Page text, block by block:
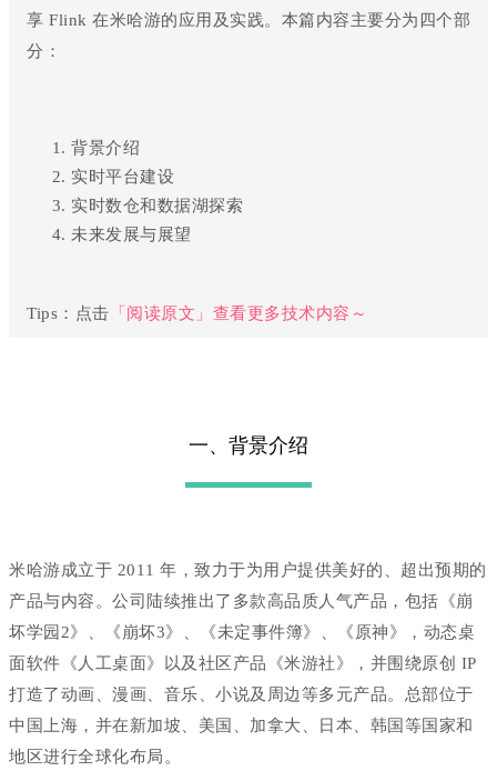
享 Flink 在米哈游的应用及实践。本篇内容主要分为四个部
分：
背景介绍
实时平台建设
实时数仓和数据湖探索
未来发展与展望
Tips：点击 「阅读原文」查看更多技术内容～
一、背景介绍
米哈游成立于 2011 年，致力于为用户提供美好的、超出预期的
产品与内容。公司陆续推出了多款高品质人气产品，包括《崩
坏学园2》、《崩坏3》、《未定事件簿》、《原神》，动态桌
面软件《人工桌面》以及社区产品《米游社》，并围绕原创 IP
打造了动画、漫画、音乐、小说及周边等多元产品。总部位于
中国上海，并在新加坡、美国、加拿大、日本、韩国等国家和
地区进行全球化布局。